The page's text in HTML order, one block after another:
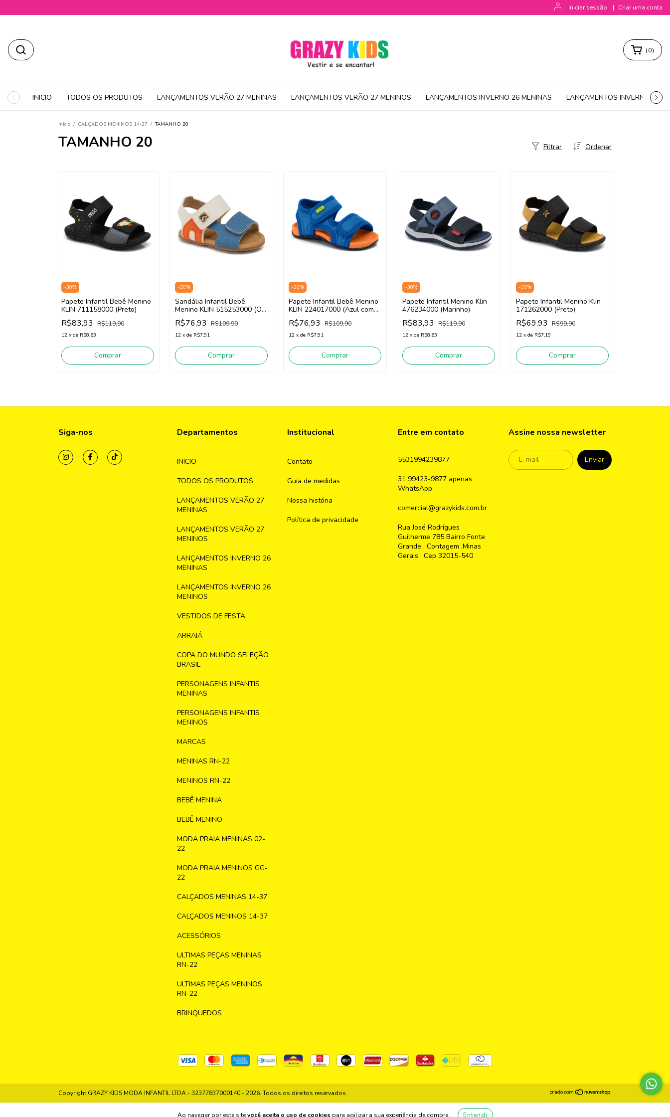
Iniciar sessão | Criar uma conta
(0)
INICIO TODOS OS PRODUTOS LANÇAMENTOS VERÃO 27 MENINAS LANÇAMENTOS VERÃO 27 MENINOS LANÇAMENTOS INVERNO 26 MENINAS LANÇAMENTOS INVERNO 26
Ao navegar por este sitevocê aceita o uso de cookies para agilizar a sua experiência de compra. Entendi
Início / CALÇADOS MENINOS 14-37 / TAMANHO 20
TAMANHO 20 Ordenar
Filtrar
-30%
Papete Infantil Bebê Menino
KLIN 711158000 (Preto)
R$83,93 R$119,90
12 x de R$8,63
Comprar
-30%
Sandália Infantil Bebê
Menino KLIN 515253000 (Off
White/ Azul)
R$76,93 R$109,90
12 x de R$7,91
Comprar
-30%
Papete Infantil Bebê Menino
KLIN 224017000 (Azul com
Laranja)
R$76,93 R$109,90
12 x de R$7,91
Comprar
-30%
Papete Infantil Menino Klin
476234000 (Marinho)
R$83,93 R$119,90
12 x de R$8,63
Comprar
-30%
Papete Infantil Menino Klin
171262000 (Preto)
R$69,93 R$99,90
12 x de R$7,19
Comprar
Siga-nos Departamentos
INICIO
TODOS OS PRODUTOS
LANÇAMENTOS VERÃO 27
MENINAS
LANÇAMENTOS VERÃO 27
MENINOS
LANÇAMENTOS INVERNO 26
MENINAS
LANÇAMENTOS INVERNO 26
MENINOS
VESTIDOS DE FESTA
ARRAIÁ
COPA DO MUNDO SELEÇÃO
BRASIL
PERSONAGENS INFANTIS
MENINAS
PERSONAGENS INFANTIS
MENINOS
MARCAS
MENINAS RN-22
MENINOS RN-22
BEBÊ MENINA
BEBÊ MENINO
MODA PRAIA MENINAS 02-
22
MODA PRAIA MENINOS GG-
22
CALÇADOS MENINAS 14-37
CALÇADOS MENINOS 14-37
ACESSÓRIOS
ULTIMAS PEÇAS MENINAS
RN-22
ULTIMAS PEÇAS MENINOS
RN-22
BRINQUEDOS
Institucional
Contato
Guia de medidas
Nossa história
Política de privacidade
Entre em contato
5531994239877
31 99423-9877 apenas
WhatsApp.
comercial@grazykids.com.br
Rua José Rodrígues
Guilherme 785 Bairro Fonte
Grande , Contagem ,Minas
Gerais , Cep 32015-540
Assine nossa newsletter
Copyright GRAZY KIDS MODA INFANTIL LTDA - 32377837000140 - 2026. Todos os direitos reservados.